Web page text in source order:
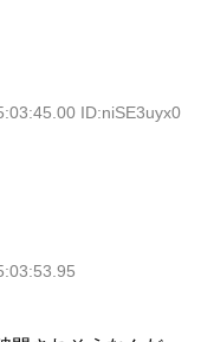
ID:niSE3uyx0